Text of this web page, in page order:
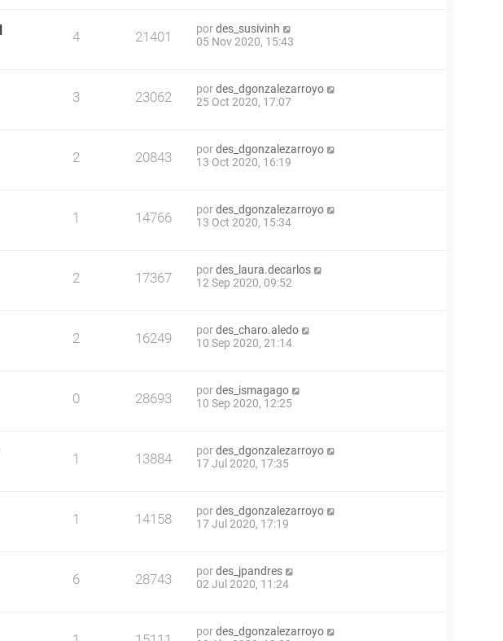
4 21401 pordes_susivinh
05 Nov 2020, 15:43
3 23062 pordes_dgonzalezarroyo
25 Oct 2020, 17:07
2 20843 pordes_dgonzalezarroyo
13 Oct 2020, 16:19
1 14766 pordes_dgonzalezarroyo
13 Oct 2020, 15:34
2 17367 pordes_laura.decarlos
12 Sep 2020, 09:52
2 16249 pordes_charo.aledo
10 Sep 2020, 21:14
0 28693 pordes_ismagago
10 Sep 2020, 12:25
1 13884 pordes_dgonzalezarroyo
17 Jul 2020, 17:35
1 14158 pordes_dgonzalezarroyo
17 Jul 2020, 17:19
6 28743 pordes_jpandres
02 Jul 2020, 11:24
pordes_dgonzalezarroyo